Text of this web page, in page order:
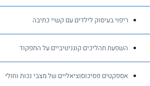
ריפוי בעיסוק לילדים עם קשיי כתיבה
השפעת תהליכים קוגניטיביים על התפקוד
אספקטים פסיכוסוציאליים של מצבי נכות וחולי